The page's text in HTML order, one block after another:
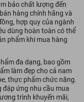
bảo chất lượng đến
hàng chính hãng và
hợp quy của ngành
dùng hoàn toàn có thể
phẩm khi mua hàng
đa dạng, bao gồm
làm đẹp cho cả nam
thực phẩm chức năng.
đáp ứng nhu cầu mua
trình khuyến mãi,